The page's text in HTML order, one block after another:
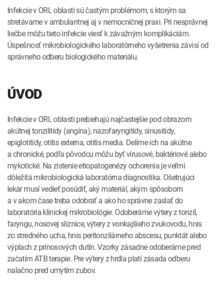
Infekcie v ORL oblasti sú častým problémom, s ktorým sa
stretávame v ambulantnej aj v nemocničnej praxi. Pri nesprávnej
liečbe môžu tieto infekcie viesť k závažným komplikáciám.
Úspešnosť mikrobiologického laboratórneho vyšetrenia závisí od
správneho odberu biologického materiálu.
ÚVOD
Infekcie v ORL oblasti prebiehajú najčastejšie pod obrazom
akútnej tonzilitídy (angína), nazofaryngitídy, sinusitídy,
epiglotitídy, otitis externa, otitis media. Delíme ich na akútne
a chronické, podľa pôvodcu môžu byť vírusové, baktériové alebo
mykotické. Na zistenie etiopatogenézy ochorenia je veľmi
dôležitá mikrobiologická laboratórna diagnostika. Ošetrujúci
lekár musí vedieť posúdiť, aký materiál, akým spôsobom
a v akom čase treba odobrať a ako ho správne zaslať do
laboratória klinickej mikrobiológie. Odoberáme výtery z tonzíl,
faryngu, nosovej sliznice, výtery z vonkajšieho zvukovodu, hnis
zo stredného ucha, hnis peritonzilárneho abscesu, punktát alebo
výplach z prínosových dutín. Vzorky zásadne odoberáme pred
začatím ATB terapie. Pre výtery z hrdla platí zásada odberu
nalačno pred umytím zubov.